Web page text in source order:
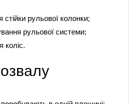
рульової колонки;
рульової системи;
коліс.